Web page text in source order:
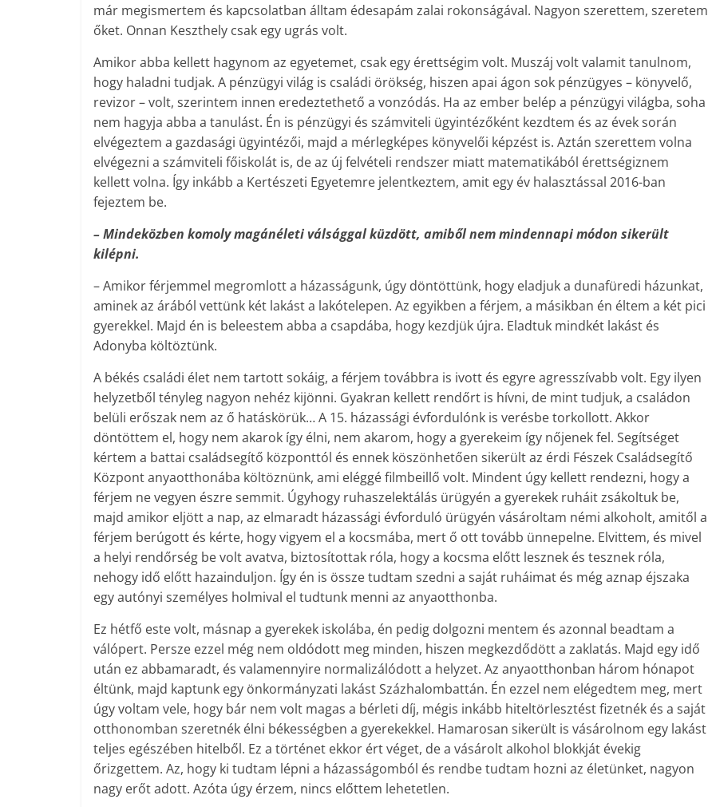
már megismertem és kapcsolatban álltam édesapám zalai rokonságával. Nagyon szerettem, szeretem
őket. Onnan Keszthely csak egy ugrás volt.
Amikor abba kellett hagynom az egyetemet, csak egy érettségim volt. Muszáj volt valamit tanulnom,
hogy haladni tudjak. A pénzügyi világ is családi örökség, hiszen apai ágon sok pénzügyes – könyvelő,
revizor – volt, szerintem innen eredeztethető a vonzódás. Ha az ember belép a pénzügyi világba, soha
nem hagyja abba a tanulást. Én is pénzügyi és számviteli ügyintézőként kezdtem és az évek során
elvégeztem a gazdasági ügyintézői, majd a mérlegképes könyvelői képzést is. Aztán szerettem volna
elvégezni a számviteli főiskolát is, de az új felvételi rendszer miatt matematikából érettségiznem
kellett volna. Így inkább a Kertészeti Egyetemre jelentkeztem, amit egy év halasztással 2016-ban
fejeztem be.
– Mindeközben komoly magánéleti válsággal küzdött, amiből nem mindennapi módon sikerült
kilépni.
– Amikor férjemmel megromlott a házasságunk, úgy döntöttünk, hogy eladjuk a dunafüredi házunkat,
aminek az árából vettünk két lakást a lakótelepen. Az egyikben a férjem, a másikban én éltem a két pici
gyerekkel. Majd én is beleestem abba a csapdába, hogy kezdjük újra. Eladtuk mindkét lakást és
Adonyba költöztünk.
A békés családi élet nem tartott sokáig, a férjem továbbra is ivott és egyre agresszívabb volt. Egy ilyen
helyzetből tényleg nagyon nehéz kijönni. Gyakran kellett rendőrt is hívni, de mint tudjuk, a családon
belüli erőszak nem az ő hatáskörük… A 15. házassági évfordulónk is verésbe torkollott. Akkor
döntöttem el, hogy nem akarok így élni, nem akarom, hogy a gyerekeim így nőjenek fel. Segítséget
kértem a battai családsegítő központtól és ennek köszönhetően sikerült az érdi Fészek Családsegítő
Központ anyaotthonába költöznünk, ami eléggé filmbeillő volt. Mindent úgy kellett rendezni, hogy a
férjem ne vegyen észre semmit. Úgyhogy ruhaszelektálás ürügyén a gyerekek ruháit zsákoltuk be,
majd amikor eljött a nap, az elmaradt házassági évforduló ürügyén vásároltam némi alkoholt, amitől a
férjem berúgott és kérte, hogy vigyem el a kocsmába, mert ő ott tovább ünnepelne. Elvittem, és mivel
a helyi rendőrség be volt avatva, biztosítottak róla, hogy a kocsma előtt lesznek és tesznek róla,
nehogy idő előtt hazainduljon. Így én is össze tudtam szedni a saját ruháimat és még aznap éjszaka
egy autónyi személyes holmival el tudtunk menni az anyaotthonba.
Ez hétfő este volt, másnap a gyerekek iskolába, én pedig dolgozni mentem és azonnal beadtam a
válópert. Persze ezzel még nem oldódott meg minden, hiszen megkezdődött a zaklatás. Majd egy idő
után ez abbamaradt, és valamennyire normalizálódott a helyzet. Az anyaotthonban három hónapot
éltünk, majd kaptunk egy önkormányzati lakást Százhalombattán. Én ezzel nem elégedtem meg, mert
úgy voltam vele, hogy bár nem volt magas a bérleti díj, mégis inkább hiteltörlesztést fizetnék és a saját
otthonomban szeretnék élni békességben a gyerekekkel. Hamarosan sikerült is vásárolnom egy lakást
teljes egészében hitelből. Ez a történet ekkor ért véget, de a vásárolt alkohol blokkját évekig
őrizgettem. Az, hogy ki tudtam lépni a házasságomból és rendbe tudtam hozni az életünket, nagyon
nagy erőt adott. Azóta úgy érzem, nincs előttem lehetetlen.